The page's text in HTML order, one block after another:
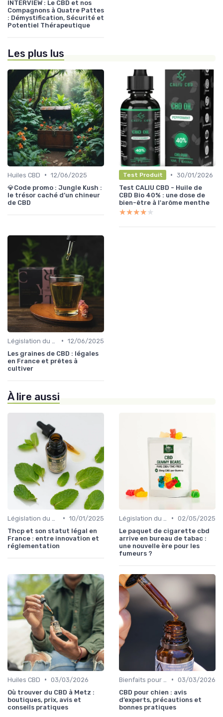
INTERVIEW : Le CBD et nos
Compagnons à Quatre Pattes
: Démystification, Sécurité et
Potentiel Thérapeutique
Les plus lus
Huiles CBD • 12/06/2025
💎Code promo : Jungle Kush :
le trésor caché d’un chineur
de CBD
Test Produit • 30/01/2026
Test CALIU CBD - Huile de
CBD Bio 40% : une dose de
bien-être à l'arôme menthe
★★★★★
★★★★★
• 12/06/2025
Les graines de CBD : légales
en France et prêtes à
cultiver
À lire aussi
• 10/01/2025
Thcp et son statut légal en
France : entre innovation et
réglementation
• 02/05/2025
Le paquet de cigarette cbd
arrive en bureau de tabac :
une nouvelle ère pour les
fumeurs ?
Huiles CBD • 03/03/2026
Où trouver du CBD à Metz :
boutiques, prix, avis et
conseils pratiques
• 03/03/2026
CBD pour chien : avis
d’experts, précautions et
bonnes pratiques